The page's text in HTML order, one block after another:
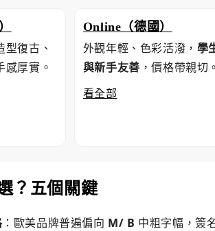
復古、
感厚實。
Online（德國）
外觀年輕、色彩活潑， 學
與新手友善 ，價格帶親切。
看全部
？五個關鍵
：歐美品牌普遍偏向 M/ B 中粗字幅，簽